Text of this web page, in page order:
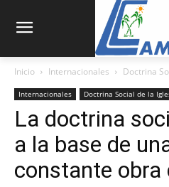
Inicio Internacionales Doctrina
Internacionales Doctrina Social de la
La doctrina
a la base de
constante obra